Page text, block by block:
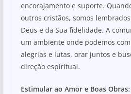
encorajamento e suporte.
outros cristãos, somos
Deus e da Sua fidelidade. A
um ambiente onde podemos
alegrias e lutas, orar juntos e
direção espiritual.
Estimular ao Amor e Boas Obras: